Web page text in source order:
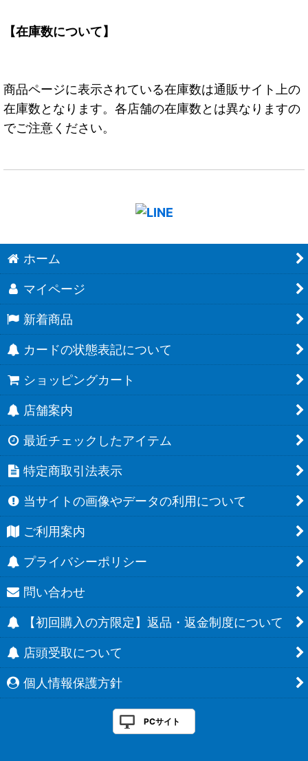
【在庫数について】
商品ページに表示されている在庫数は通販サイト上の
在庫数となります。各店舗の在庫数とは異なりますの
でご注意ください。
ホーム
マイページ
新着商品
カードの状態表記について
ショッピングカート
店舗案内
最近チェックしたアイテム
特定商取引法表示
当サイトの画像やデータの利用について
ご利用案内
プライバシーポリシー
問い合わせ
【初回購入の方限定】返品・返金制度について
店頭受取について
個人情報保護方針
PCサイト